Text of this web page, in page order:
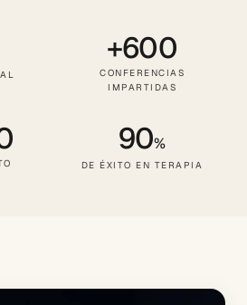
+600
CONFERENCIAS
IMPARTIDAS
90%
DE ÉXITO EN TERAPIA